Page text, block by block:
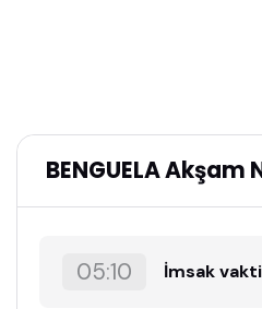
BENGUELA Akşam
05:10 İmsak